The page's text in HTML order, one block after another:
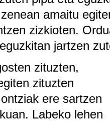
amaitu
zizkioten.
jartzen
zituzten,
zituzten
ere sartzen
Labeko lehen